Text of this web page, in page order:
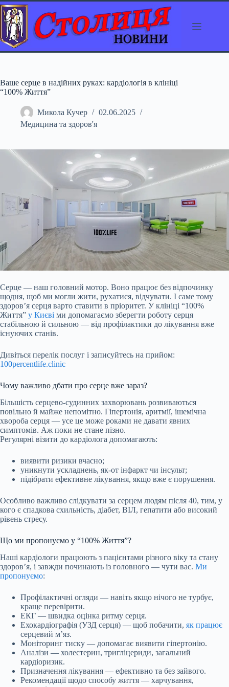
Перейти
до
вмісту
Ваше серце в надійних руках: кардіологія в клініці
“100% Життя”
Микола Кучер
02.06.2025
Медицина та здоров'я
Серце — наш головний мотор. Воно працює без відпочинку
щодня, щоб ми могли жити, рухатися, відчувати. І саме тому
здоров’я серця варто ставити в пріоритет. У клініці “100%
Життя” у Києві ми допомагаємо зберегти роботу серця
стабільною й сильною — від профілактики до лікування вже
існуючих станів.
Дивіться перелік послуг і записуйтесь на прийом:
100percentlife.clinic
Чому важливо дбати про серце вже зараз?
Більшість серцево-судинних захворювань розвиваються
повільно й майже непомітно. Гіпертонія, аритмії, ішемічна
хвороба серця — усе це може роками не давати явних
симптомів. Аж поки не стане пізно.
Регулярні візити до кардіолога допомагають:
виявити ризики вчасно;
уникнути ускладнень, як-от інфаркт чи інсульт;
підібрати ефективне лікування, якщо вже є порушення.
Особливо важливо слідкувати за серцем людям після 40, тим, у
кого є спадкова схильність, діабет, ВІЛ, гепатити або високий
рівень стресу.
Що ми пропонуємо у “100% Життя”?
Наші кардіологи працюють з пацієнтами різного віку та стану
здоров’я, і завжди починають із головного — чути вас. Ми
пропонуємо:
Профілактичні огляди — навіть якщо нічого не турбує,
краще перевірити.
ЕКГ — швидка оцінка ритму серця.
Ехокардіографія (УЗД серця) — щоб побачити, як працює
серцевий м’яз.
Моніторинг тиску — допомагає виявити гіпертонію.
Аналізи — холестерин, тригліцериди, загальний
кардіоризик.
Призначення лікування — ефективно та без зайвого.
Рекомендації щодо способу життя — харчування,